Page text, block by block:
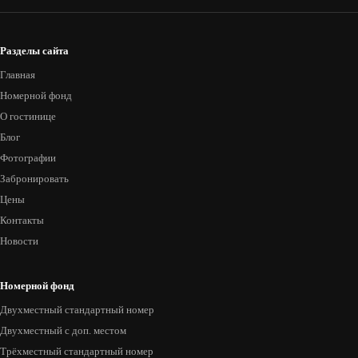
Разделы сайта
Главная
Номерной фонд
О гостинице
Блог
Фотографии
Забронировать
Цены
Контакты
Новости
Номерной фонд
Двухместный стандартный номер
Двухместный с доп. местом
Трёхместный стандартный номер